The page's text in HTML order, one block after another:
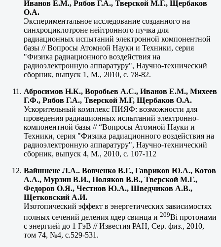
Иванов Е.М., Рябов Г.А., Тверской М.Г., Щербаков
О.А.
Экспериментальное исследование созданного на
синхроциклотроне нейтронного пучка для
радиационных испытаний электронной компонентной
базы // Вопросы Атомной Науки и Техники, серия
"Физика радиационного воздействия на
радиоэлектронную аппаратуру", Научно-технический
сборник, выпуск 1, М., 2010, с. 78-82.
Абросимов Н.К., Воробьев А.С., Иванов Е.М., Михеев
Г.Ф., Рябов Г.А., Тверской М.Г, Щербаков О.А.
Ускорительный комплекс ПИЯФ: возможности для
проведения радиационных испытаний электронно-
компонентной базы // “Вопросы Атомной Науки и
Техники, серия "Физика радиационного воздействия на
радиоэлектронную аппаратуру", Научно-технический
сборник, выпуск 4, М., 2010, с. 107-112
Вайшнене Л.А.. Вовченко В.Г., Гавриков Ю.А., Котов
А.А., Мурзин В.И., Поляков В.В., Тверской М.Г.,
Федоров О.Я., Честнов Ю.А., Шведчиков А.В.,
Щетковский А.И.
Изотопический эффект в энергетических зависимостях
полных сечений деления ядер свинца и 209Bi протонами
с энергией до 1 ГэВ // Известия РАН, Сер. физ., 2010,
том 74, №4, с.529-531.